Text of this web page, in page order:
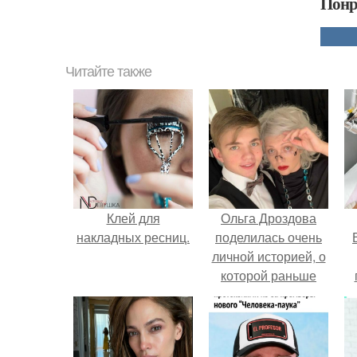
Читайте также
Клей для
накладных ресниц.
Ольга Дроздова
поделилась очень
личной историей, о
которой раньше
почти не говорила.